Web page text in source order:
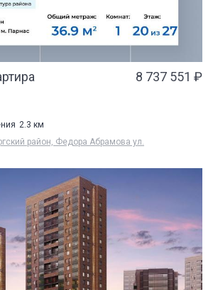
8 737 551 ₽
2.3 км
район, Федора Абрамова ул.